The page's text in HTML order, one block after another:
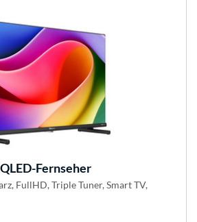
Fernseher
FullHD, Triple Tuner, Smart TV,